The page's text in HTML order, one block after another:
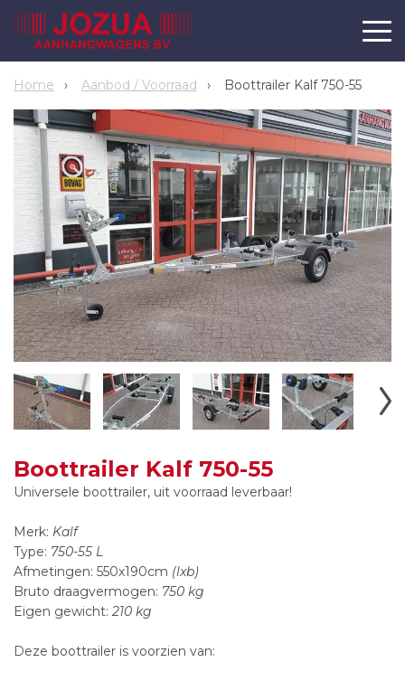
Home Aanbod / Voorraad Boottrailer Kalf 750-55
Boottrailer Kalf 750-55
Universele boottrailer, uit voorraad leverbaar!
Merk: Kalf
Type: 750-55 L
Afmetingen: 550x190cm (lxb)
Bruto draagvermogen: 750 kg
Eigen gewicht: 210 kg
Deze boottrailer is voorzien van: